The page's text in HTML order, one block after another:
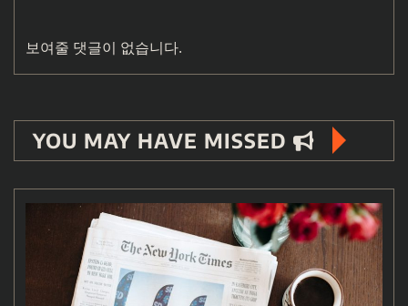
보여줄 댓글이 없습니다.
YOU MAY HAVE MISSED